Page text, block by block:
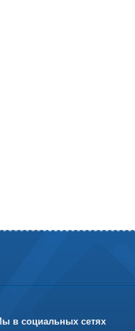
в социальных сетях